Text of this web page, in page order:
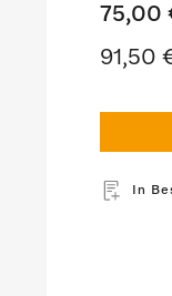
75,00
91,50
In